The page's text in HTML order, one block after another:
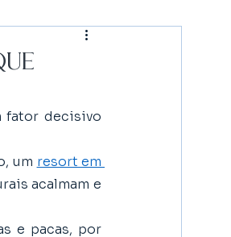
fator decisivo
um resort em
acalmam e
e pacas, por